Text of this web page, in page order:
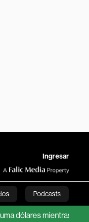
Ingresar
Podcasts
mientras analistas